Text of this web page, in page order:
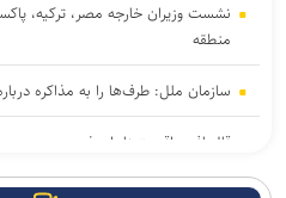
نشست وزیران خارجه مصر، ترکیه،
منطقه
سازمان ملل: طرف‌ها را به مذاکره
قالیباف: واقعیت‌ها را بپذیرید